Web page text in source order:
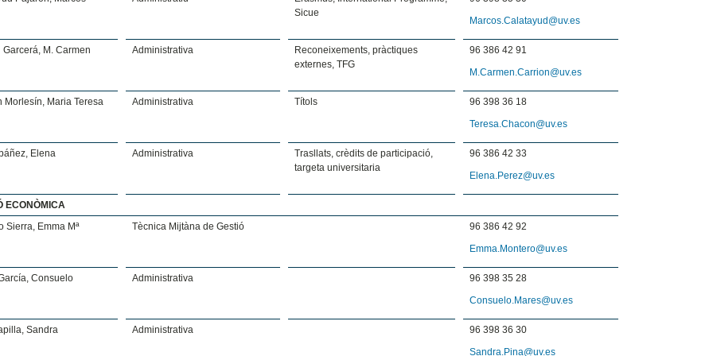
Sicue
Marcos.Calatayud@uv.es
M. Carmen Administrativa
Reconeixements, pràctiques
externes, TFG
96 386 42 91
M.Carmen.Carrion@uv.es
Morlesín, Maria Teresa Administrativa Títols
96 398 36 18
Teresa.Chacon@uv.es
Elena Administrativa
Trasllats, crèdits de participació,
targeta universitaria
96 386 42 33
Elena.Perez@uv.es
ECONÒMICA
Sierra, Emma Mª
Tècnica Mijtàna de Gestió
96 386 42 92
Emma.Montero@uv.es
Consuelo Administrativa
96 398 35 28
Consuelo.Mares@uv.es
Sandra Administrativa
96 398 36 30
Sandra.Pina@uv.es